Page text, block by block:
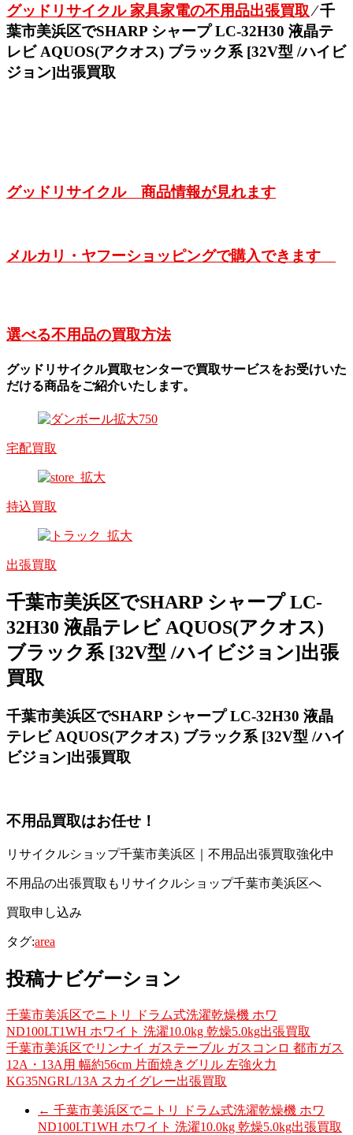
グッドリサイクル 家具家電の不用品出張買取⁄千
葉市美浜区でSHARP シャープ LC-32H30 液晶テ
レビ AQUOS(アクオス) ブラック系 [32V型 /ハイビ
ジョン]出張買取
グッドリサイクル 商品情報が見れます
メルカリ・ヤフーショッピングで購入できます
選べる不用品の買取方法
グッドリサイクル買取センターで買取サービスをお受けいた
だける商品をご紹介いたします。
宅配買取
持込買取
出張買取
千葉市美浜区でSHARP シャープ LC-
32H30 液晶テレビ AQUOS(アクオス)
ブラック系 [32V型 /ハイビジョン]出張
買取
千葉市美浜区でSHARP シャープ LC-32H30 液晶
テレビ AQUOS(アクオス) ブラック系 [32V型 /ハイ
ビジョン]出張買取
不用品買取はお任せ！
リサイクルショップ千葉市美浜区｜不用品出張買取強化中
不用品の出張買取もリサイクルショップ千葉市美浜区へ
買取申し込み
タグ:area
投稿ナビゲーション
千葉市美浜区でニトリ ドラム式洗濯乾燥機 ホワ
ND100LT1WH ホワイト 洗濯10.0kg 乾燥5.0kg出張買取
千葉市美浜区でリンナイ ガステーブル ガスコンロ 都市ガス
12A・13A用 幅約56cm 片面焼きグリル 左強火力
KG35NGRL/13A スカイグレー出張買取
← 千葉市美浜区でニトリ ドラム式洗濯乾燥機 ホワ
ND100LT1WH ホワイト 洗濯10.0kg 乾燥5.0kg出張買取